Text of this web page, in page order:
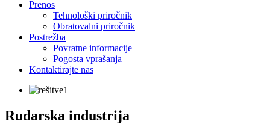
Prenos
Tehnološki priročnik
Obratovalni priročnik
Postrežba
Povratne informacije
Pogosta vprašanja
Kontaktirajte nas
Rudarska industrija